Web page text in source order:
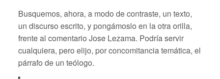
Busquemos, ahora, a modo de contraste, un texto,
un discurso escrito, y pongámoslo en la otra orilla,
frente al comentario Jose Lezama. Podría servir
cualquiera, pero elijo, por concomitancia temática, el
párrafo de un teólogo.